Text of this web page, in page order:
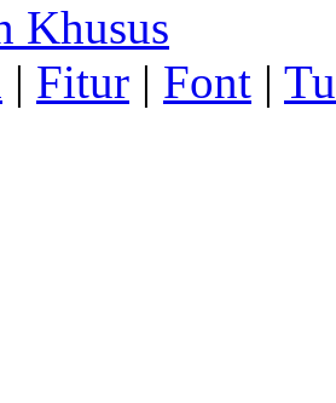
Khusus
| Fitur | Font |